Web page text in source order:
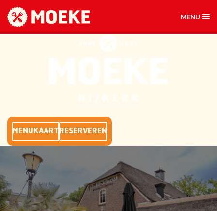
MENU
MENUKAART RESERVEREN
BIJ MOEKE MAG ALLES
Iedereen komt graag bij Moeke over de vloer. Voor
een kop koffie, een broodje of om ’s avonds lekker
aan te schuiven voor het eten. Moeke zorgt voor de